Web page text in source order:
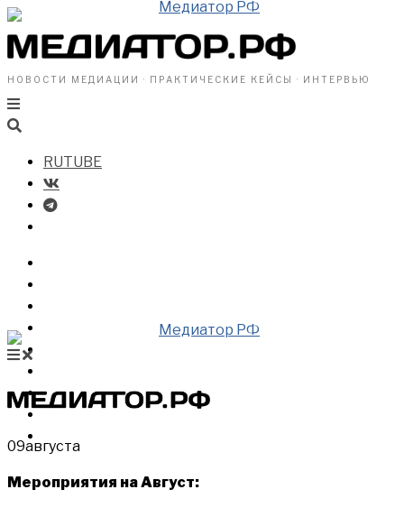
НОВОСТИ МЕДИАЦИИ · ПРАКТИЧЕСКИЕ КЕЙСЫ · ИНТЕРВЬЮ
RUTUBE
ВИДЕО
09августа
Мероприятия на Август: